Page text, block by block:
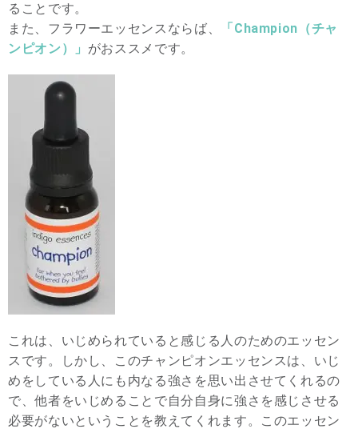
ることです。
また、フラワーエッセンスならば、
「Champion（チャ
ンピオン）」 がおススメです。
これは、いじめられていると感じる人のためのエッセン
スです。しかし、このチャンピオンエッセンスは、いじ
めをしている人にも内なる強さを思い出させてくれるの
で、他者をいじめることで自分自身に強さを感じさせる
必要がないということを教えてくれます。このエッセン